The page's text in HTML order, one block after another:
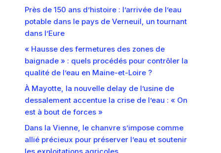
Près de 150 ans d’histoire : l’arrivée de l’eau
potable dans le pays de Verneuil, un tournant
dans l’Eure
« Hausse des fermetures des zones de
baignade » : quels procédés pour contrôler la
qualité de l’eau en Maine-et-Loire ?
À Mayotte, la nouvelle delay de l’usine de
dessalement accentue la crise de l’eau : « On
est à bout de forces »
Dans la Vienne, le chanvre s’impose comme
allié précieux pour préserver l’eau et soutenir